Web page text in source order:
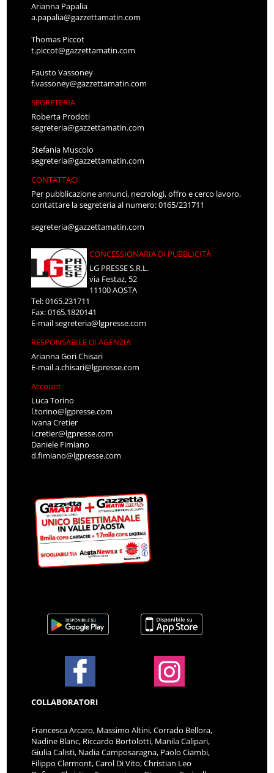
Arianna Papalia
a.papalia@gazzettamatin.com
Thomas Piccot
t.piccot@gazzettamatin.com
Fausto Vassoney
f.vassoney@gazzettamatin.com
SEGRETERIA
Roberta Prodoti
segreteria@gazzettamatin.com
Stefania Muscolo
segreteria@gazzettamatin.com
CONTATTACI
Per pubblicazione annunci, necrologi, offro e cerco lavoro,
contattare la segreteria al numero: 0165/231711
segreteria@gazzettamatin.com
CONCESSIONARIA DI PUBBLICITÀ
LG PRESSE S.R.L.
via Festaz, 52
11100 AOSTA
Tel: 0165.231711
Fax: 0165.1820141
E-mailsegreteria@lgpresse.com
RESPONSABILE DI AGENZIA
Arianna Gori Chisari
E-maila.chisari@lgpresse.com
Account
Luca Torino
l.torino@lgpresse.com
Ivana Cretier
i.cretier@lgpresse.com
Daniele Fimiano
d.fimiano@lgpresse.com
COLLABORATORI
Francesca Arcaro, Massimo Altini, Corrado Bellora,
Nadine Blanc, Riccardo Bortolotti, Manila Calipari,
Giulia Calisti, Nadia Camposaragna, Paolo Ciambi,
Filippo Clermont, Carol Di Vito, Christian Leo